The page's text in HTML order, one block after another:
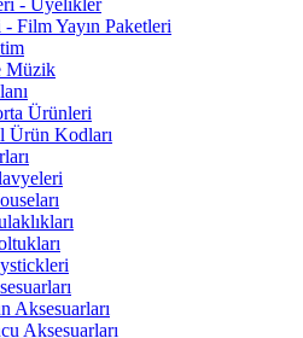
- Üyelikler
Film Yayın Paketleri
Müzik
Ürünleri
Ürün Kodları
Aksesuarları
Aksesuarları